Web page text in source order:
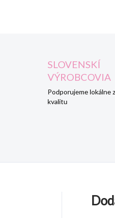
SLOVENSKÍ
VÝROBCOVIA
Podporujeme lokálne
kvalitu